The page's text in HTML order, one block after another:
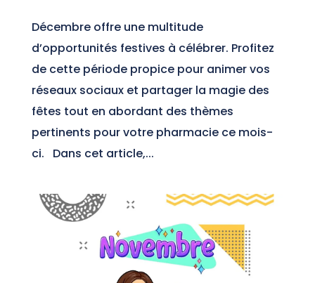
Décembre offre une multitude
d’opportunités festives à célébrer. Profitez
de cette période propice pour animer vos
réseaux sociaux et partager la magie des
fêtes tout en abordant des thèmes
pertinents pour votre pharmacie ce mois-
ci. Dans cet article,...